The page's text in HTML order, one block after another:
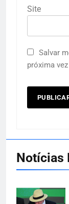
Site
Salvar
próxima
Notícias